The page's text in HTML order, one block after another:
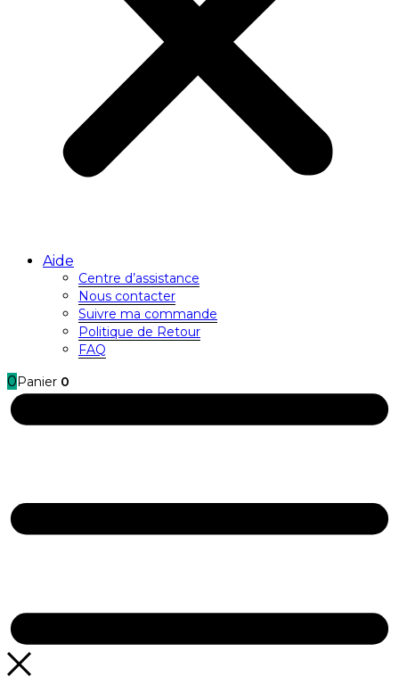
Aide
Centre d’assistance
Nous contacter
Suivre ma commande
Politique de Retour
FAQ
0 Panier 0